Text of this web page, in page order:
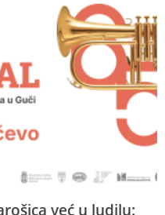
već u ludilu: